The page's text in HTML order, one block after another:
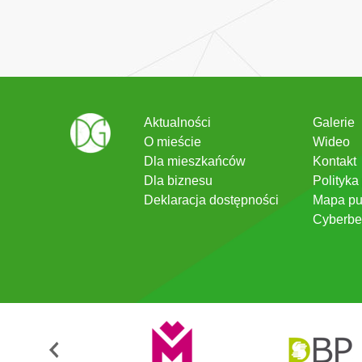
Aktualności
O mieście
Dla mieszkańców
Dla biznesu
Deklaracja dostępności
Galerie
Wideo
Kontakt
Mapa